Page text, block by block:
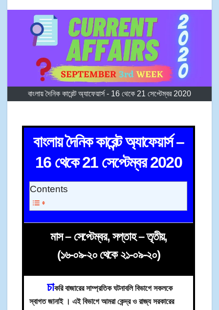
বাংলায় দৈনিক কারেন্ট অ্যাফেয়ার্স - 16 থেকে 21 সেপ্টেম্বর 2020
বাংলায় দৈনিক কারেন্ট অ্যাফেয়ার্স –
16 থেকে 21 সেপ্টেম্বর 2020
Contents
মাস – সেপ্টেম্বর, সপ্তাহ – তৃতীয়,
(১৬-০৯-২০ থেকে ২১-০৯-২০)
চাকরিবাজারের সাম্প্রতিক ঘটনাবলি বিভাগে সকলকে
স্বাগত জানাই । এই বিভাগে আমরা কেন্দ্র ও রাজ্য সরকারের